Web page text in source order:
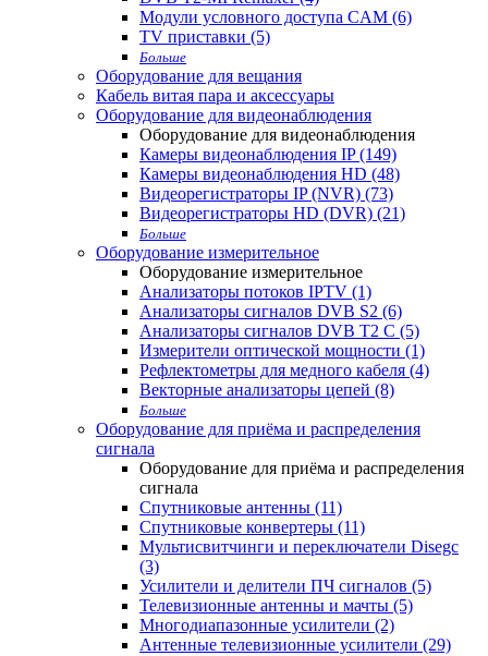
Модули условного доступа CAM (6)
TV приставки (5)
Больше
Оборудование для вещания
Кабель витая пара и аксессуары
Оборудование для видеонаблюдения
Оборудование для видеонаблюдения
Камеры видеонаблюдения IP (149)
Камеры видеонаблюдения HD (48)
Видеорегистраторы IP (NVR) (73)
Видеорегистраторы HD (DVR) (21)
Больше
Оборудование измерительное
Оборудование измерительное
Анализаторы потоков IPTV (1)
Анализаторы сигналов DVB S2 (6)
Анализаторы сигналов DVB T2 С (5)
Измерители оптической мощности (1)
Рефлектометры для медного кабеля (4)
Векторные анализаторы цепей (8)
Больше
Оборудование для приёма и распределения
сигнала
Оборудование для приёма и распределения
сигнала
Спутниковые антенны (11)
Спутниковые конвертеры (11)
Мультисвитчинги и переключатели Disegc
(3)
Усилители и делители ПЧ сигналов (5)
Телевизионные антенны и мачты (5)
Многодиапазонные усилители (2)
Антенные телевизионные усилители (29)